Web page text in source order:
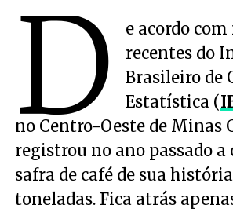
D
e acordo
recentes do
Brasileiro de
Estatística (
no Centro-Oeste de Minas
registrou no ano passado
safra de café de sua
toneladas. Fica atrás